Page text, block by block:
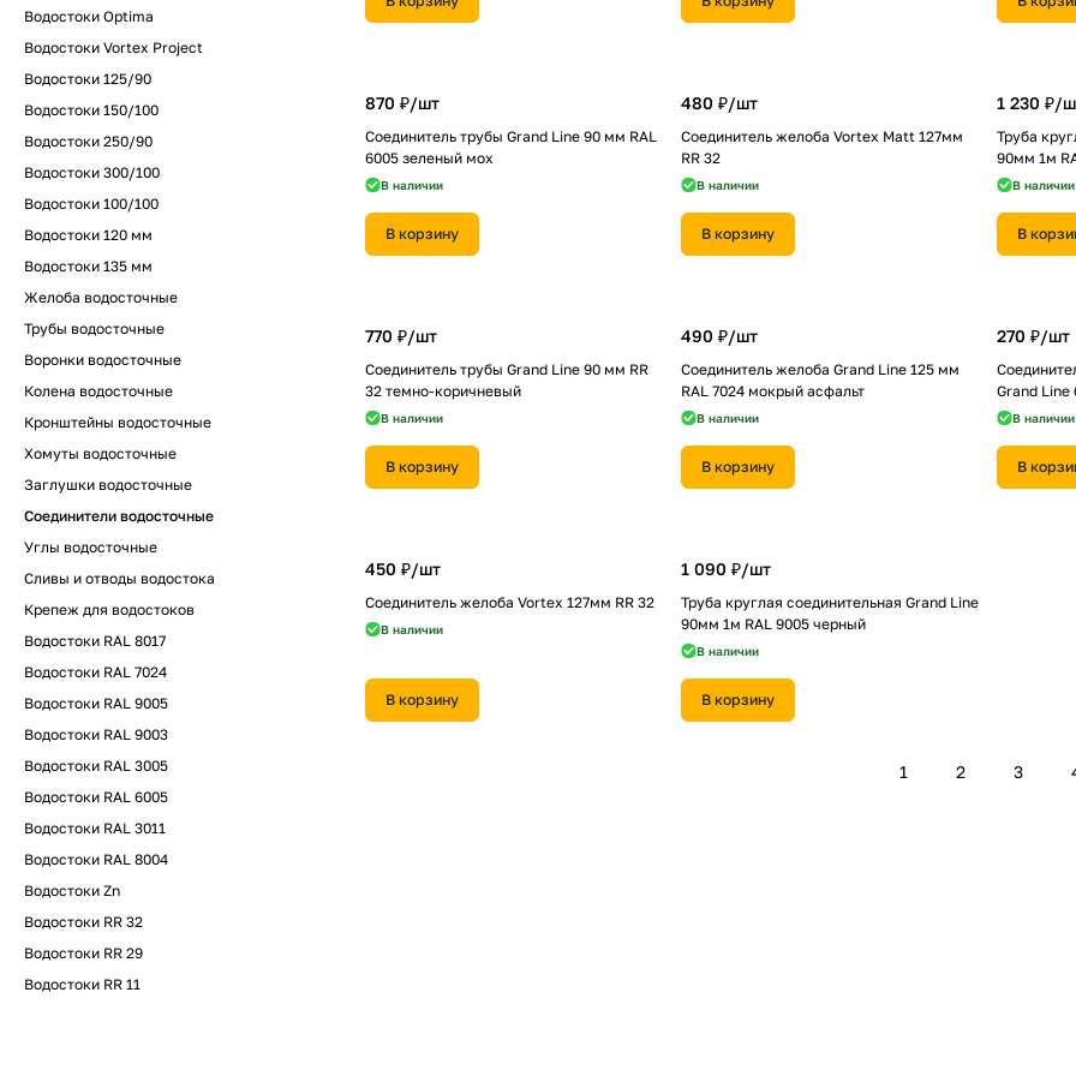
870 ₽/шт
Соединитель трубы Grand Line 90 мм RAL
6005 зеленый мох
В наличии
В корзину
480 ₽/шт
Соединитель желоба Vortex Matt 127мм
RR 32
В наличии
В корзину
1 230 ₽/
Труба
90мм 1м
В наличии
В
770 ₽/шт
Соединитель трубы Grand Line 90 мм RR
32 темно-коричневый
В наличии
В корзину
490 ₽/шт
Соединитель желоба Grand Line 125 мм
RAL 7024 мокрый асфальт
В наличии
В корзину
270 ₽/шт
Grand Line
В наличии
В
450 ₽/шт
Соединитель желоба Vortex 127мм RR 32
В наличии
В корзину
1 090 ₽/шт
Труба круглая соединительная Grand Line
90мм 1м RAL 9005 черный
В наличии
В корзину
1 2 3
Водостоки Optima
Водостоки Vortex Project
Водостоки 125/90
Водостоки 150/100
Водостоки 250/90
Водостоки 300/100
Водостоки 100/100
Водостоки 120 мм
Водостоки 135 мм
Желоба водосточные
Трубы водосточные
Воронки водосточные
Колена водосточные
Кронштейны водосточные
Хомуты водосточные
Заглушки водосточные
Соединители водосточные
Углы водосточные
Сливы и отводы водостока
Крепеж для водостоков
Водостоки RAL 8017
Водостоки RAL 7024
Водостоки RAL 9005
Водостоки RAL 9003
Водостоки RAL 3005
Водостоки RAL 6005
Водостоки RAL 3011
Водостоки RAL 8004
Водостоки Zn
Водостоки RR 32
Водостоки RR 29
Водостоки RR 11